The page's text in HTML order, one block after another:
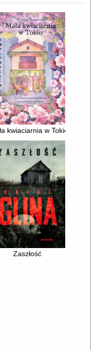
kwiaciarnia w Tokio
pomiędzy
Zaszłość